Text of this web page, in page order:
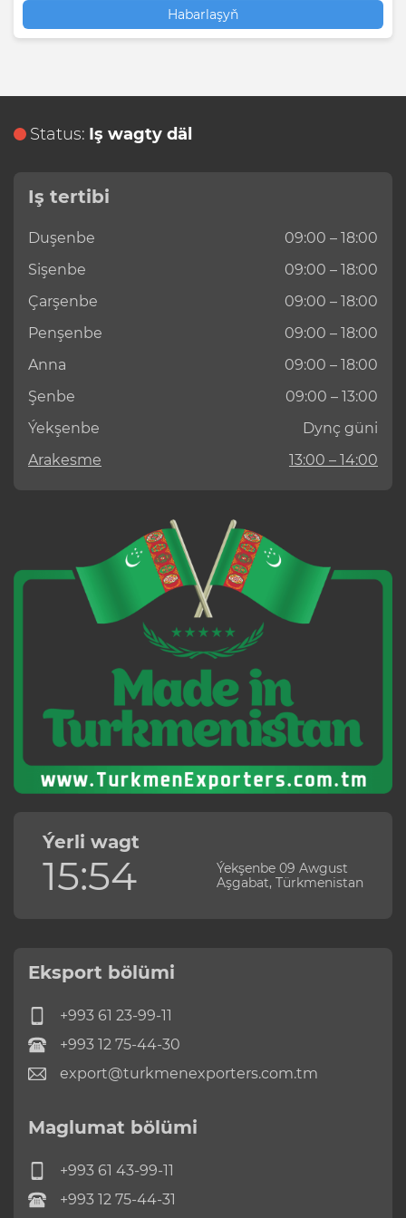
Habarlaşyň
Status: Iş wagty däl
Iş tertibi
Duşenbe
09:00 – 18:00
Sişenbe
09:00 – 18:00
Çarşenbe
09:00 – 18:00
Penşenbe
09:00 – 18:00
Anna
09:00 – 18:00
Şenbe
09:00 – 13:00
Ýekşenbe
Dynç güni
Arakesme
13:00 – 14:00
Ýerli wagt
15:54
Ýekşenbe 09 Awgust
Aşgabat, Türkmenistan
Eksport bölümi
+993 61 23-99-11
+993 12 75-44-30
export@turkmenexporters.com.tm
Maglumat bölümi
+993 61 43-99-11
+993 12 75-44-31